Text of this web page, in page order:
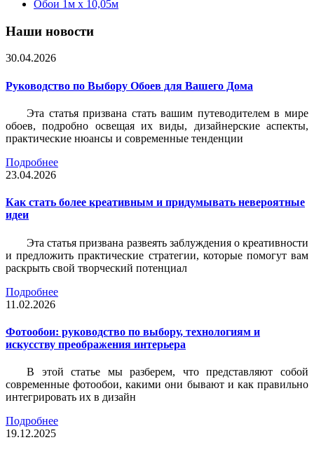
Обои 1м х 10,05м
Наши новости
30.04.2026
Руководство по Выбору Обоев для Вашего Дома
Эта статья призвана стать вашим путеводителем в мире
обоев, подробно освещая их виды, дизайнерские аспекты,
практические нюансы и современные тенденции
Подробнее
23.04.2026
Как стать более креативным и придумывать невероятные
идеи
Эта статья призвана развеять заблуждения о креативности
и предложить практические стратегии, которые помогут вам
раскрыть свой творческий потенциал
Подробнее
11.02.2026
Фотообои: руководство по выбору, технологиям и
искусству преображения интерьера
В этой статье мы разберем, что представляют собой
современные фотообои, какими они бывают и как правильно
интегрировать их в дизайн
Подробнее
19.12.2025